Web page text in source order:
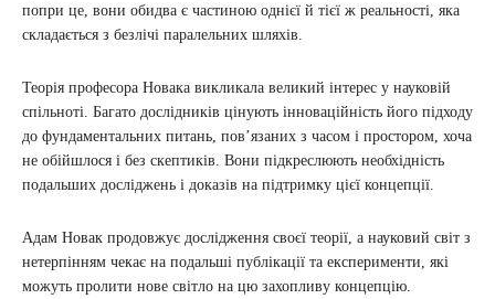
попри це, вони обидва є частиною однієї й тієї ж реальності, яка
складається з безлічі паралельних шляхів.
Теорія професора Новака викликала великий інтерес у науковій
спільноті. Багато дослідників цінують інноваційність його підходу
до фундаментальних питань, пов’язаних з часом і простором, хоча
не обійшлося і без скептиків. Вони підкреслюють необхідність
подальших досліджень і доказів на підтримку цієї концепції.
Адам Новак продовжує дослідження своєї теорії, а науковий світ з
нетерпінням чекає на подальші публікації та експерименти, які
можуть пролити нове світло на цю захопливу концепцію.